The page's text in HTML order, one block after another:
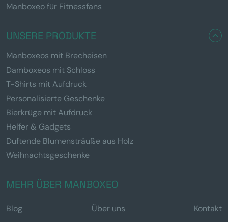
Manboxeo für Fitnessfans
UNSERE PRODUKTE
Manboxeos mit Brecheisen
Damboxeos mit Schloss
T-Shirts mit Aufdruck
Personalisierte Geschenke
Bierkrüge mit Aufdruck
Helfer & Gadgets
Duftende Blumensträuße aus Holz
Weihnachtsgeschenke
MEHR ÜBER MANBOXEO
Blog Über uns Kontakt